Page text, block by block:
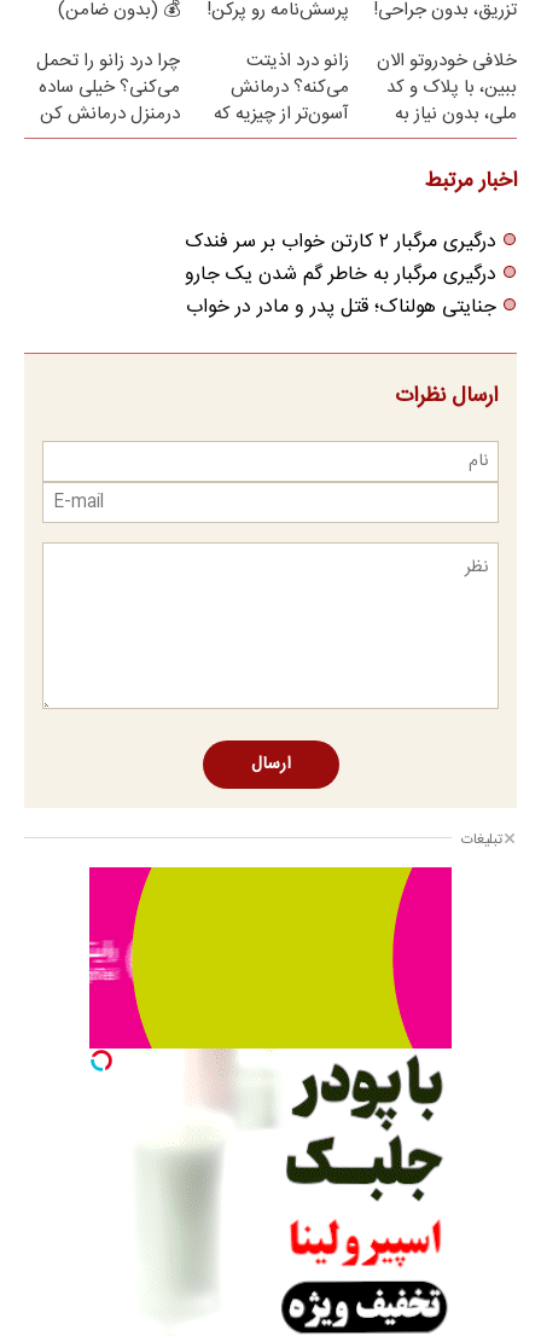
تزریق، بدون جراحی!
پرسش‌نامه رو پرکن!
💰 (بدون ضامن)
خلافی خودروتو الان
ببین، با پلاک و کد
ملی، بدون نیاز به
مراجعه حضوری
زانو درد اذیتت
می‌کنه؟ درمانش
آسون‌تر از چیزیه که
فکر
چرا درد زانو را تحمل
می‌کنی؟ خیلی ساده
درمنزل درمانش کن
اخبار مرتبط
درگیری مرگبار ۲ کارتن خواب بر سر فندک
درگیری مرگبار به خاطر گم شدن یک جارو
جنایتی هولناک؛ قتل پدر و مادر در خواب
ارسال نظرات
ارسال
تبلیغات